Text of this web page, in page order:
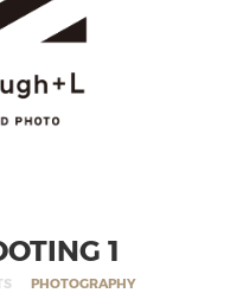
1
PHOTOGRAPHY